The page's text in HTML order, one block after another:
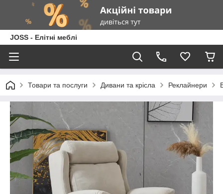
JOSS - Елітні меблі
Товари та послуги Дивани та крісла Реклайнери